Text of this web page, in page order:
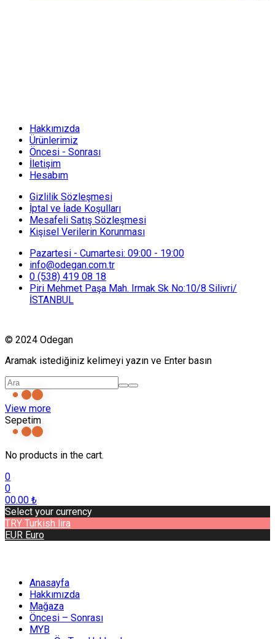
Hakkımızda
Ürünlerimiz
Öncesi - Sonrası
İletişim
Hesabım
Gizlilik Sözleşmesi
İptal ve İade Koşulları
Mesafeli Satış Sözleşmesi
Kişisel Verilerin Korunması
Pazartesi - Cumartesi: 09:00 - 19:00
info@odegan.com.tr
0 (538) 419 08 18
Piri Mehmet Paşa Mah. Irmak Sk No:10/8 Silivri/
İSTANBUL
© 2024 Odegan
Aramak istediğiniz kelimeyi yazın ve Enter basın
View more
Sepetim
No products in the cart.
0
0
00.00 ₺
Select your currency
TRY Turkish lira
EUR Euro
Anasayfa
Hakkımızda
Mağaza
Öncesi – Sonrası
MYB